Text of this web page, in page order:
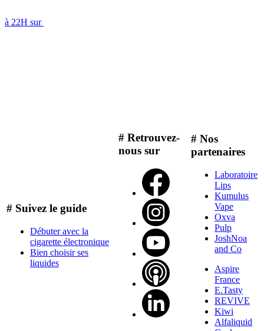
à 22H sur
# Suivez le guide
Débuter avec la
cigarette électronique
Bien choisir ses
liquides
# Retrouvez-
nous sur
# Nos
partenaires
Laboratoire
Lips
Kumulus
Vape
Oxva
Pulp
JoshNoa
and Co
Aspire
France
E.Tasty
REVIVE
Kiwi
Alfaliquid